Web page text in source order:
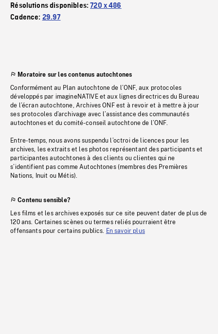
Résolutions disponibles:720 x 486
Cadence: 29.97
Moratoire sur les contenus autochtones
Conformément au Plan autochtone de l’ONF, aux protocoles
développés par imagineNATIVE et aux lignes directrices du Bureau
de l’écran autochtone, Archives ONF est à revoir et à mettre à jour
ses protocoles d’archivage avec l’assistance des communautés
autochtones et du comité-conseil autochtone de l’ONF.
Entre-temps, nous avons suspendu l’octroi de licences pour les
archives, les extraits et les photos représentant des participants et
participantes autochtones à des clients ou clientes qui ne
s’identifient pas comme Autochtones (membres des Premières
Nations, Inuit ou Métis).
Contenu sensible?
Les films et les archives exposés sur ce site peuvent dater de plus de
120 ans. Certaines scènes ou termes reliés pourraient être
offensants pour certains publics. En savoir plus